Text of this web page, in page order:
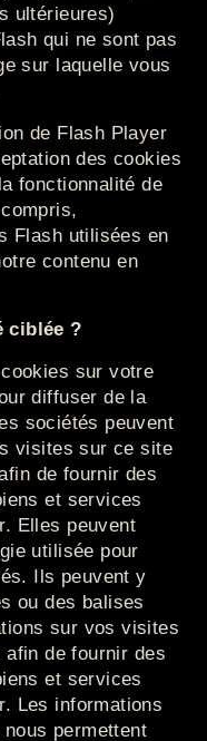
ultérieures)
qui ne sont pas
sur laquelle vous
de Flash Player
des cookies
fonctionnalité de
Flash utilisées en
contenu en
ciblée ?
sur votre
diffuser de la
sociétés peuvent
visites sur ce site
de fournir des
et services
Elles peuvent
utilisée pour
Ils peuvent y
ou des balises
sur vos visites
afin de fournir des
et services
Les informations
permettent